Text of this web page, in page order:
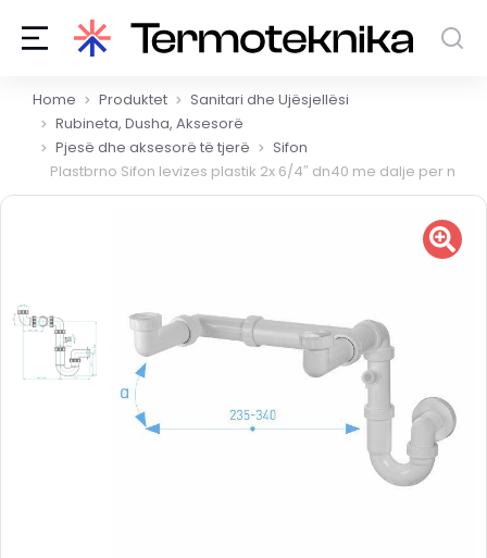
You are here:
Home Produktet
Sanitari dhe Ujësjellësi
Rubineta, Dusha, Aksesorë
Pjesë dhe aksesorë të tjerë
Sifon
Plastbrno Sifon levizes plastik 2x 6/4″ dn40 me dalje per